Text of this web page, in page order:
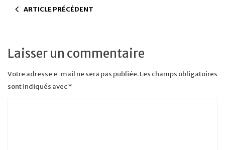
ARTICLE PRÉCÉDENT
Laisser un commentaire
Votre adresse e-mail ne sera pas publiée.Les champs obligatoires
sont indiqués avec*